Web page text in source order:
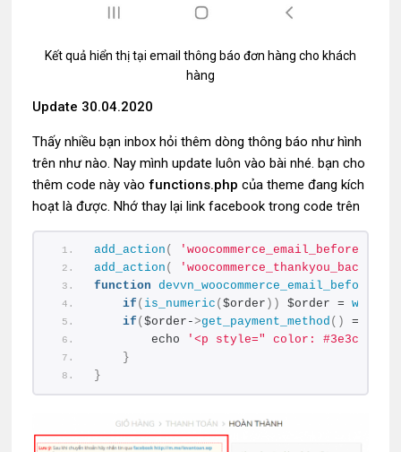
Kết quả hiển thị tại email thông báo đơn hàng cho khách
hàng
Update 30.04.2020
Thấy nhiều bạn inbox hỏi thêm dòng thông báo như hình
trên như nào. Nay mình update luôn vào bài nhé. bạn cho
thêm code này vào functions.php của theme đang kích
hoạt là được. Nhớ thay lại link facebook trong code trên
add_action (
add_action ( 'woocommerce_thankyou_bacs'
function
if ( is_numeric ( $order )) $order =
if ( $order->get_payment_method () ==
        echo
'<p style=" color: #3e3c3c;
}
}